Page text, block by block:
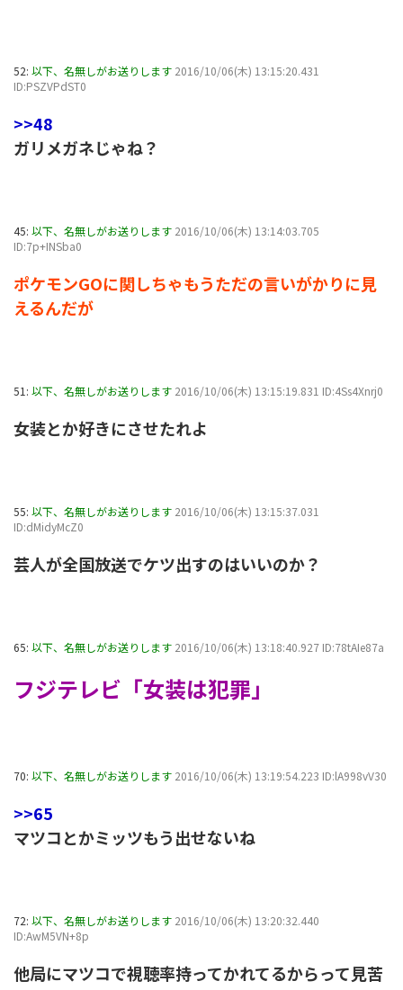
52: 以下、名無しがお送りします 2016/10/06(木) 13:15:20.431
ID:PSZVPdST0
>>48
ガリメガネじゃね？
45: 以下、名無しがお送りします 2016/10/06(木) 13:14:03.705
ID:7p+INSba0
ポケモンGOに関しちゃもうただの言いがかりに見
えるんだが
51: 以下、名無しがお送りします 2016/10/06(木) 13:15:19.831 ID:4Ss4Xnrj0
女装とか好きにさせたれよ
55: 以下、名無しがお送りします 2016/10/06(木) 13:15:37.031
ID:dMidyMcZ0
芸人が全国放送でケツ出すのはいいのか？
65: 以下、名無しがお送りします 2016/10/06(木) 13:18:40.927 ID:78tAIe87a
フジテレビ「女装は犯罪」
70: 以下、名無しがお送りします 2016/10/06(木) 13:19:54.223 ID:lA998vV30
>>65
マツコとかミッツもう出せないね
72: 以下、名無しがお送りします 2016/10/06(木) 13:20:32.440
ID:AwM5VN+8p
他局にマツコで視聴率持ってかれてるからって見苦